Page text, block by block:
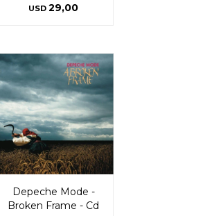
USD 29,00
Depeche Mode -
Broken Frame - Cd